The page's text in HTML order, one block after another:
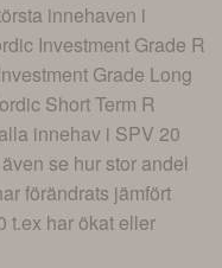
innehaven i
Investment Grade R
Grade Long
Short Term R
innehav i SPV 20
se hur stor andel
förändrats jämfört
t.ex har ökat eller